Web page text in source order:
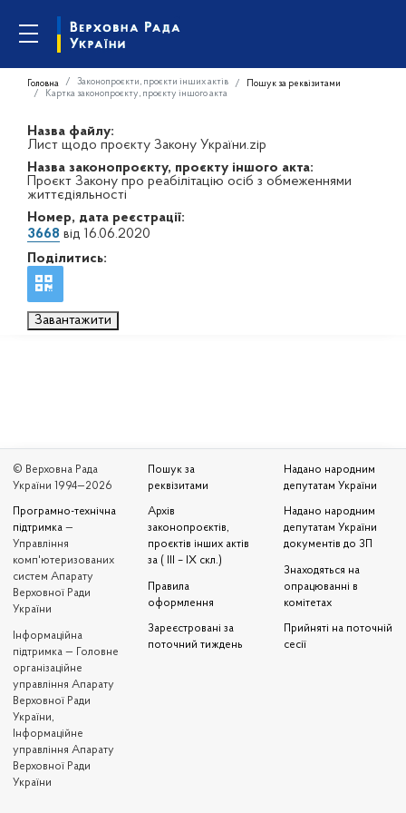
Головна Законопроєкти, проєкти інших актів
Пошук за реквізитами
Картка законопроєкту, проєкту іншого акта
Назва файлу:
Лист щодо проєкту Закону України.zip
Назва законопроєкту, проєкту іншого акта:
Проєкт Закону про реабілітацію осіб з обмеженнями
життєдіяльності
Номер, дата реєстрації:
3668 від 16.06.2020
Поділитись:
Завантажити
© Верховна Рада
України 1994—2026
Програмно-технічна
підтримка —
Управління
комп'ютеризованих
систем Апарату
Верховної Ради
України
Iнформаційна
підтримка — Головне
організаційне
управління Апарату
Верховної Ради
України,
Інформаційне
управління Апарату
Верховної Ради
України
Пошук за
реквізитами
Архів
законопроєктів,
проєктів інших актів
за ( III – IX скл.)
Правила
оформлення
Зареєстровані за
поточний тиждень
Надано народним
депутатам України
Надано народним
депутатам України
документів до ЗП
Знаходяться на
опрацюванні в
комітетах
Прийняті на поточній
сесії